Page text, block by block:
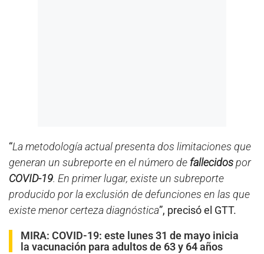
“La metodología actual presenta dos limitaciones que
generan un subreporte en el número de fallecidospor
COVID-19. En primer lugar, existe un subreporte
producido por la exclusión de defunciones en las que
existe menor certeza diagnóstica”, precisó el GTT.
MIRA: COVID-19: este lunes 31 de mayo inicia
la vacunación para adultos de 63 y 64 años